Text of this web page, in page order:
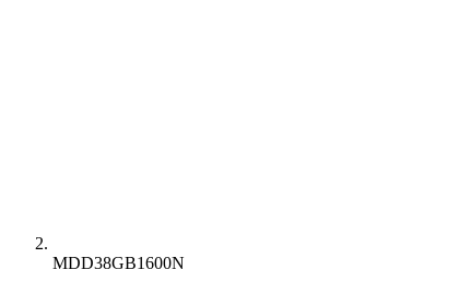
MDD38GB1600N